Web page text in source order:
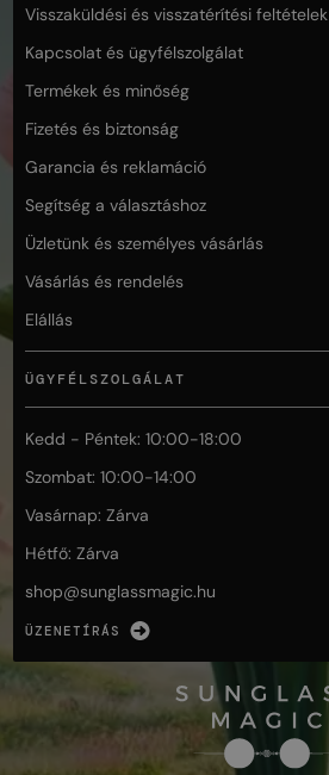
Visszaküldési és visszatérítési feltételek
Kapcsolat és ügyfélszolgálat
Termékek és minőség
Fizetés és biztonság
Garancia és reklamáció
Segítség a választáshoz
Üzletünk és személyes vásárlás
Vásárlás és rendelés
Elállás
ÜGYFÉLSZOLGÁLAT
Kedd - Péntek: 10:00-18:00
Szombat: 10:00-14:00
Vasárnap: Zárva
Hétfő: Zárva
shop@sunglassmagic.hu
ÜZENETÍRÁS